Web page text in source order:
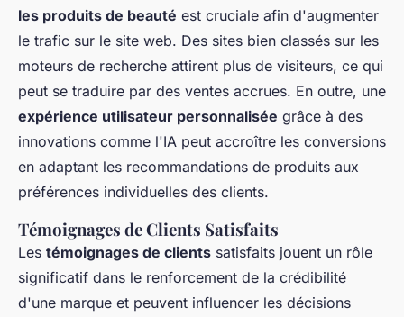
les produits de beauté est cruciale afin d'augmenter
le trafic sur le site web. Des sites bien classés sur les
moteurs de recherche attirent plus de visiteurs, ce qui
peut se traduire par des ventes accrues. En outre, une
expérience utilisateur personnalisée grâce à des
innovations comme l'IA peut accroître les conversions
en adaptant les recommandations de produits aux
préférences individuelles des clients.
Témoignages de Clients Satisfaits
Les témoignages de clients satisfaits jouent un rôle
significatif dans le renforcement de la crédibilité
d'une marque et peuvent influencer les décisions